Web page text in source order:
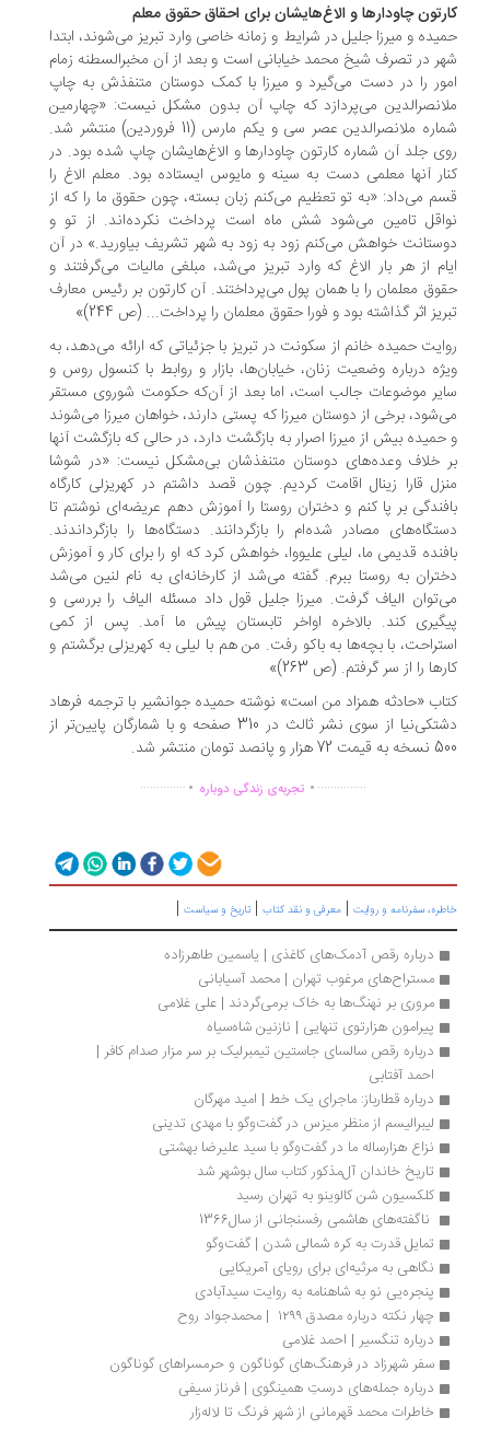
چاودارها و الاغ‌هایشان برای احقاق حقوق معلم
و میرزا جلیل در شرایط و زمانه خاصی وارد تبریز می‌شوند، ابتدا
در تصرف شیخ محمد خیابانی است و بعد از آن مخبرالسطنه زمام
را در دست می‌گیرد و میرزا با کمک دوستان متنفذش به چاپ
می‌پردازد که چاپ آن بدون مشکل نیست: «چهارمین
شماره ملانصرالدین عصر سی و یکم مارس (11 فروردین) منتشر شد.
جلد آن شماره کارتون چاودارها و الاغ‌هایشان چاپ شده بود. در
آنها معلمی دست به سینه و مایوس ایستاده بود. معلم الاغ را
می‌داد: «به تو تعظیم می‌کنم زبان بسته، چون حقوق ما را که از
تامین می‌شود شش ماه است پرداخت نکرده‌اند. از تو و
خواهش می‌کنم زود به زود به شهر تشریف بیاورید.» در آن
از هر بار الاغ که وارد تبریز می‌شد، مبلغی مالیات می‌گرفتند و
معلمان را با همان پول می‌پرداختند. آن کارتون بر رئیس معارف
اثر گذاشته بود و فورا حقوق معلمان را پرداخت... (ص 244)»
حمیده خانم از سکونت در تبریز با جزئیاتی که ارائه می‌دهد، به
درباره وضعیت زنان، خیابان‌ها، بازار و روابط با کنسول روس و
موضوعات جالب است، اما بعد از آن‌که حکومت شوروی مستقر
برخی از دوستان میرزا که پستی دارند، خواهان میرزا می‌شوند
بیش از میرزا اصرار به بازگشت دارد، در حالی که بازگشت آنها
خلاف وعده‌های دوستان متنفذشان بی‌مشکل نیست: «در شوشا
قارا زینال اقامت کردیم. چون قصد داشتم در کهریزلی کارگاه
بر پا کنم و دختران روستا را آموزش دهم عریضه‌ای نوشتم تا
مصادر شده‌ام را بازگردانند. دستگاه‌ها را بازگرداندند.
قدیمی ما، لیلی علیووا، خواهش کرد که او را برای کار و آموزش
به روستا ببرم. گفته می‌شد از کارخانه‌ای به نام لنین می‌شد
الیاف گرفت. میرزا جلیل قول داد مسئله الیاف را بررسی و
کند. بالاخره اواخر تابستان پیش ما آمد. پس از کمی
با بچه‌ها به باکو رفت. من هم با لیلی به کهریزلی برگشتم و
را از سر گرفتم. (ص 263)»
«حادثه همزاد من است» نوشته حمیده جوانشیر با ترجمه فرهاد
دشتکی‌نیا از سوی نشر ثالث در 310 صفحه و با شمارگان پایین‌تر از
...............
. تجربه‌ی زندگی دوباره.
..............
سفرنامه‌ و روایت|معرفی و نقد کتاب|تاریخ و سیاست |
درباره رقص آدمک‏‌های کاغذی | یاسمین طاهرزاده
مستراح‌های مرغوب تهران | محمد آسیابانی
مروری بر نهنگ‌ها به خاک برمی‌گردند | علی غلامی
پیرامون هزارتوی تنهایی | نازنین شاه‌سیاه
درباره رقص سالسای جاستین تیمبرلیک بر سر مزار صدام کافر |
احمد آفتابی
درباره‌ قطارباز: ماجرای یک خط | امید مهرگان
لیبرالیسم از منظر میزس در گفت‌وگو با مهدی تدینی
نزاع هزارساله ما در گفت‌وگو با سید علیرضا بهشتی
تاریخ خاندان آل‌مذکور کتاب سال بوشهر شد
کلکسیون شن کالوینو به تهران رسید
ناگفته‌های هاشمی رفسنجانی از سال1366
تمایل قدرت به کره شمالی شدن | گفت‌وگو
نگاهی به مرثیه‌ای برای رویای آمریکایی
پنجره‌یی نو به شاهنامه به روایت سیدآبادی
چهار نکته درباره مصدق ۱۲۹۹  | محمدجواد روح
درباره تنگسیر | احمد غلامی
سفر شهرزاد در فرهنگ‌های گوناگون و حرمسراهای گوناگون
درباره جمله‌های درستِ همینگوی | فرناز سیفی
خاطرات محمد قهرمانی از شهر فرنگ تا لاله‌زار